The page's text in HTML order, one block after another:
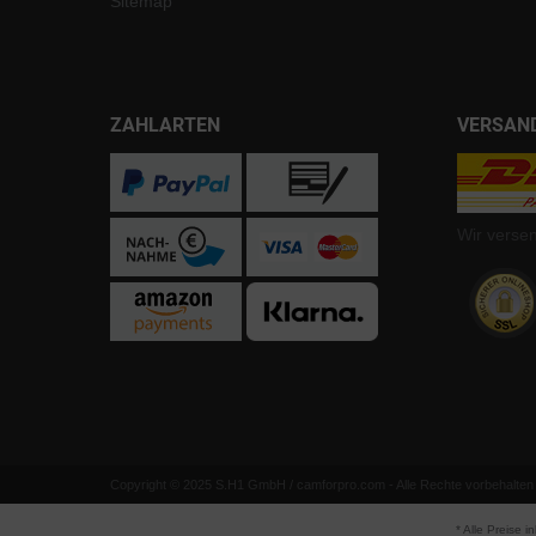
ZAHLARTEN
Copyright © 2025 S.H1 GmbH / camforpro.com - Alle Rechte vorbehalten
* Alle Preise